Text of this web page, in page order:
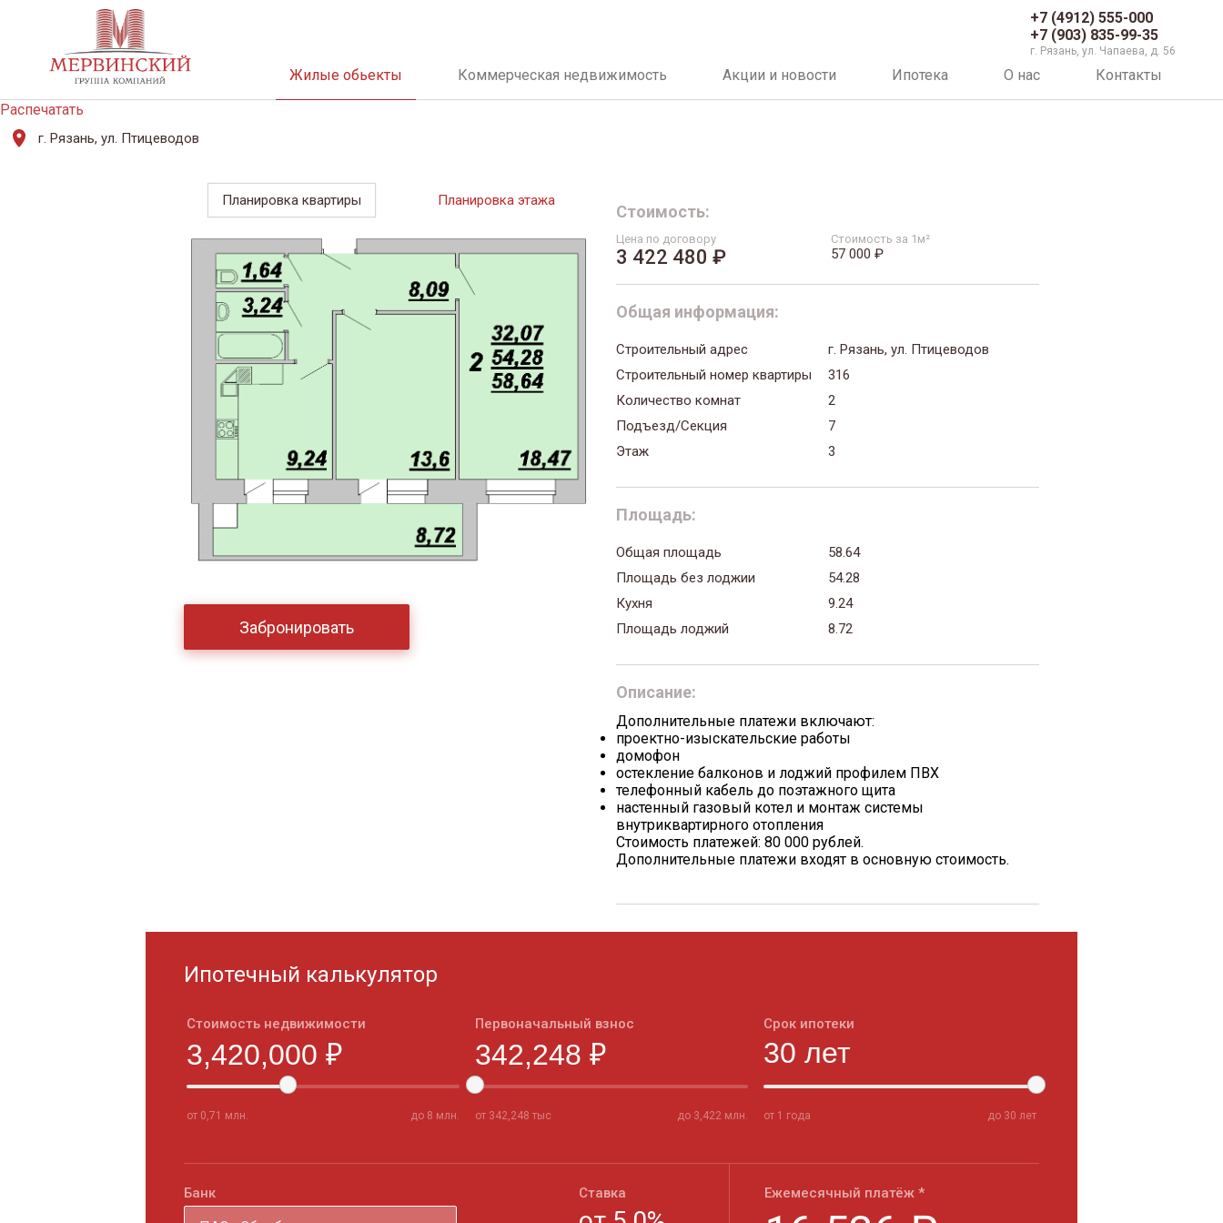
+7 (4912) 555-000
+7 (903) 835-99-35
г. Рязань, ул. Чапаева, д. 56
Жилые обьекты Коммерческая недвижимость Акции и новости Ипотека О нас
Контакты
Распечатать
г. Рязань, ул. Птицеводов
Планировка квартиры Планировка этажа
Забронировать
Стоимость:
Цена по договору
3 422 480 ₽
Стоимость за 1м²
57 000 ₽
Общая информация:
Строительный адрес
г. Рязань, ул. Птицеводов
Строительный номер квартиры
316
Количество комнат
2
Подъезд/Секция
7
Этаж
3
Площадь:
Общая площадь
58.64
Площадь без лоджии
54.28
Кухня
9.24
Площадь лоджий
8.72
Описание:
Дополнительные платежи включают:
проектно-изыскательские работы
домофон
остекление балконов и лоджий профилем ПВХ
телефонный кабель до поэтажного щита
настенный газовый котел и монтаж системы
внутриквартирного отопления
Стоимость платежей: 80 000 рублей.
Дополнительные платежи входят в основную стоимость.
Ипотечный калькулятор
Стоимость недвижимости
от 0,71 млн. до 8 млн.
Первоначальный взнос
от 342,248 тыс до 3,422 млн.
Срок ипотеки
от 1 года до 30 лет
Банк Ставка Ежемесячный платёж *